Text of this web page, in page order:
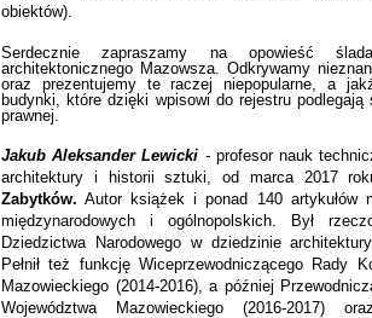
obiektów).
Serdecznie zapraszamy na opowieść
architektonicznego Mazowsza. Odkrywamy
oraz prezentujemy te raczej niepopularne, a
budynki, które dzięki wpisowi do rejestru
prawnej.
Jakub Aleksander Lewicki - profesor nauk
architektury i historii sztuki, od marca 2017
Zabytków. Autor książek i ponad 140 artykułów
międzynarodowych i ogólnopolskich. Był
Dziedzictwa Narodowego w dziedzinie
Pełnił też funkcję Wiceprzewodniczącego Rady
Mazowieckiego (2014-2016), a później
Województwa Mazowieckiego (2016-2017)